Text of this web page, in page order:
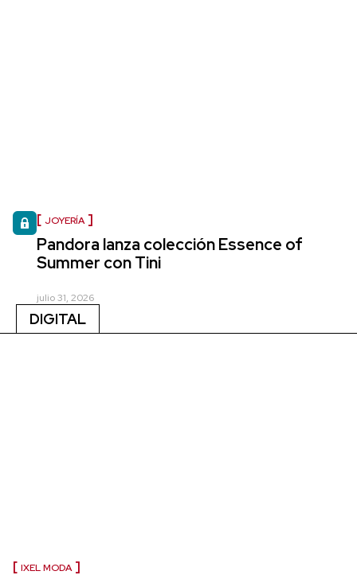
JOYERÍA
Pandora lanza colección Essence of
Summer con Tini
julio 31, 2026
DIGITAL
IXEL MODA